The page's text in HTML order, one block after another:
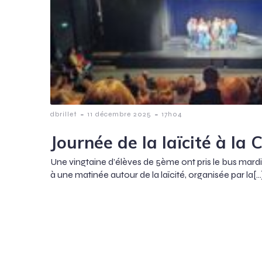
dbrillet - 11 décembre 2025 - 17h04
Journée de la laïcité à la
Une vingtaine d’élèves de 5ème ont pris le bus
à une matinée autour de la laïcité, organisée par